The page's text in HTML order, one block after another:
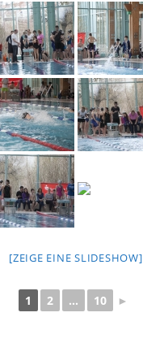
[ZEIGE EINE SLIDESHOW]
1 2 ... 10 ►